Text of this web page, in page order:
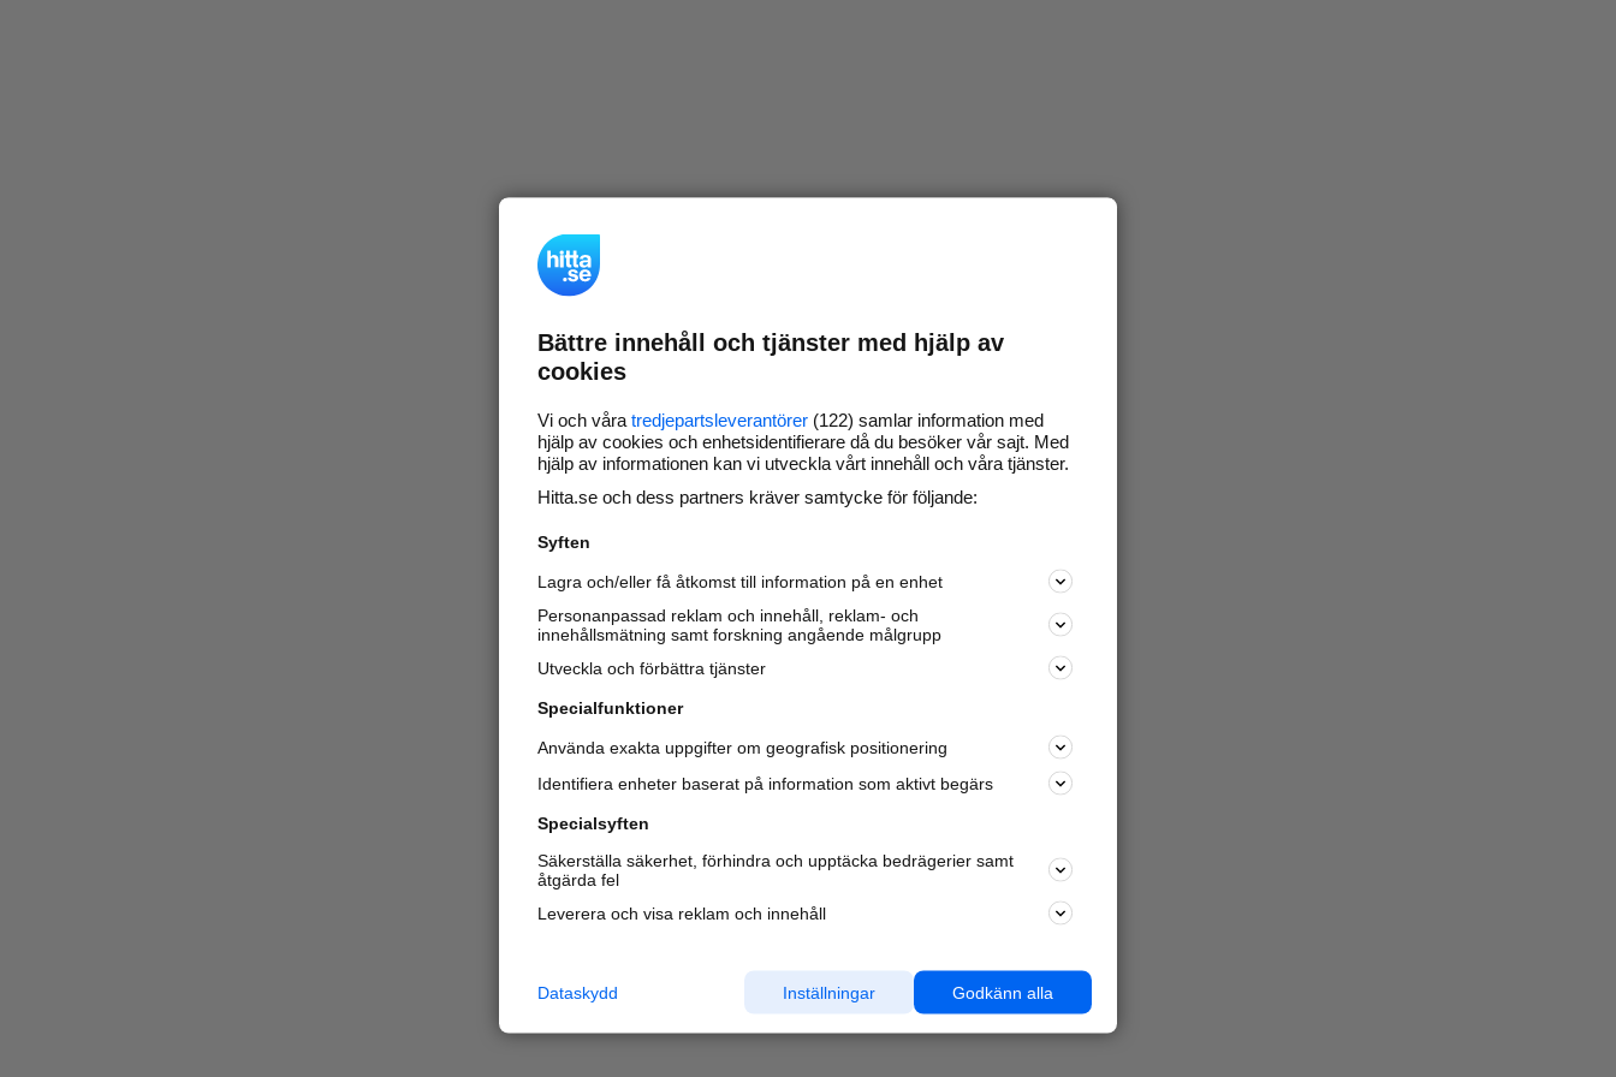
Bättre innehåll och tjänster med hjälp av
cookies
Vi och våra tredjepartsleverantörer (122) samlar information med
hjälp av cookies och enhetsidentifierare då du besöker vår sajt. Med
hjälp av informationen kan vi utveckla vårt innehåll och våra tjänster.
Hitta.se och dess partners kräver samtycke för följande:
Syften
Lagra och/eller få åtkomst till information på en enhet
Personanpassad reklam och innehåll, reklam- och
innehållsmätning samt forskning angående målgrupp
Utveckla och förbättra tjänster
Specialfunktioner
Använda exakta uppgifter om geografisk positionering
Identifiera enheter baserat på information som aktivt begärs
Specialsyften
Säkerställa säkerhet, förhindra och upptäcka bedrägerier samt
åtgärda fel
Leverera och visa reklam och innehåll
Godkänn alla
Inställningar
Dataskydd